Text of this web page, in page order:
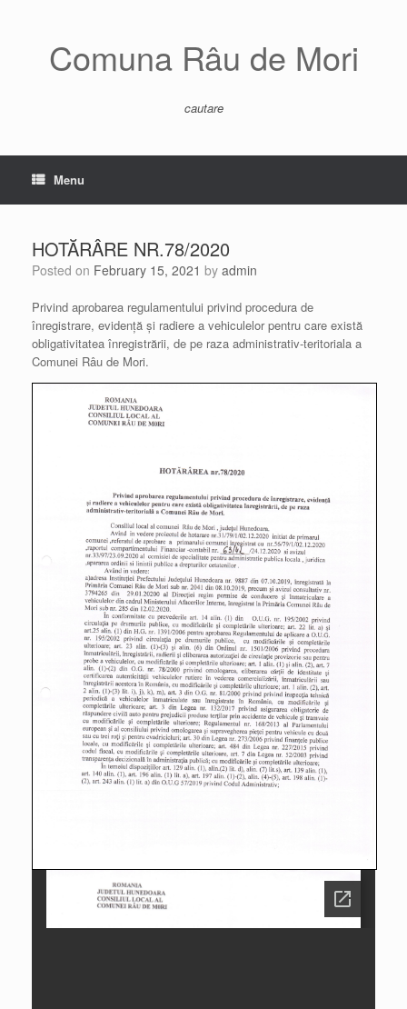
Comuna Râu de Mori
cautare
Menu
HOTĂRÂRE NR.78/2020
Posted on February 15, 2021 by admin
Privind aprobarea regulamentului privind procedura de
înregistrare, evidență și radiere a vehiculelor pentru care există
obligativitatea înregistrării, de pe raza administrativ-teritoriala a
Comunei Râu de Mori.